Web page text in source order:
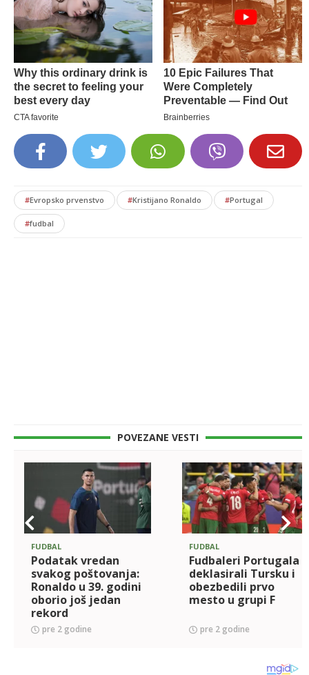
#Evropsko prvenstvo #Kristijano Ronaldo #Portugal
#fudbal
POVEZANE VESTI
FUDBAL
Podatak vredan
svakog poštovanja:
Ronaldo u 39. godini
oborio još jedan
rekord
pre 2 godine
FUDBAL
Fudbaleri Portugala
deklasirali Tursku i
obezbedili prvo
mesto u grupi F
pre 2 godine